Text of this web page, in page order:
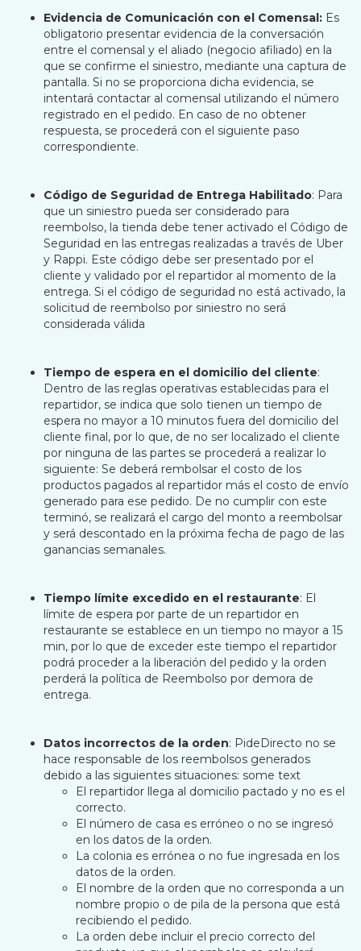
Evidencia de Comunicación con el Comensal: Es
obligatorio presentar evidencia de la conversación
entre el comensal y el aliado (negocio afiliado) en la
que se confirme el siniestro, mediante una captura de
pantalla. Si no se proporciona dicha evidencia, se
intentará contactar al comensal utilizando el número
registrado en el pedido. En caso de no obtener
respuesta, se procederá con el siguiente paso
correspondiente.
Código de Seguridad de Entrega Habilitado: Para
que un siniestro pueda ser considerado para
reembolso, la tienda debe tener activado el Código de
Seguridad en las entregas realizadas a través de Uber
y Rappi. Este código debe ser presentado por el
cliente y validado por el repartidor al momento de la
entrega. Si el código de seguridad no está activado, la
solicitud de reembolso por siniestro no será
considerada válida
Tiempo de espera en el domicilio del cliente:
Dentro de las reglas operativas establecidas para el
repartidor, se indica que solo tienen un tiempo de
espera no mayor a 10 minutos fuera del domicilio del
cliente final, por lo que, de no ser localizado el cliente
por ninguna de las partes se procederá a realizar lo
siguiente: Se deberá rembolsar el costo de los
productos pagados al repartidor más el costo de envío
generado para ese pedido. De no cumplir con este
terminó, se realizará el cargo del monto a reembolsar
y será descontado en la próxima fecha de pago de las
ganancias semanales.
Tiempo límite excedido en el restaurante: El
límite de espera por parte de un repartidor en
restaurante se establece en un tiempo no mayor a 15
min, por lo que de exceder este tiempo el repartidor
podrá proceder a la liberación del pedido y la orden
perderá la política de Reembolso por demora de
entrega.
Datos incorrectos de la orden: PideDirecto no se
hace responsable de los reembolsos generados
debido a las siguientes situaciones: some text
El repartidor llega al domicilio pactado y no es el
correcto.
El número de casa es erróneo o no se ingresó
en los datos de la orden.
La colonia es errónea o no fue ingresada en los
datos de la orden.
El nombre de la orden que no corresponda a un
nombre propio o de pila de la persona que está
recibiendo el pedido.
La orden debe incluir el precio correcto del